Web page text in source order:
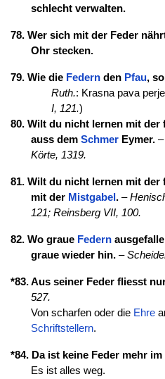
schlecht verwalten.
78. Wer sich mit der Feder
Ohr stecken.
79. Wie die Federnden Pfau,
Ruth.: Krasna pava
I, 121.)
80. Wilt du nicht lernen mit
auss dem SchmerEymer.–
Körte, 1319.
81. Wilt du nicht lernen mit
mit der Mistgabel .–
121; Reinsberg VII, 100.
82. Wo graue Federn
graue wieder hin.–
*83. Aus seiner Feder fliesst
527.
Von scharfen oder die Ehre
Schriftstellern.
*84. Da ist keine Feder mehr im
Es ist alles weg.